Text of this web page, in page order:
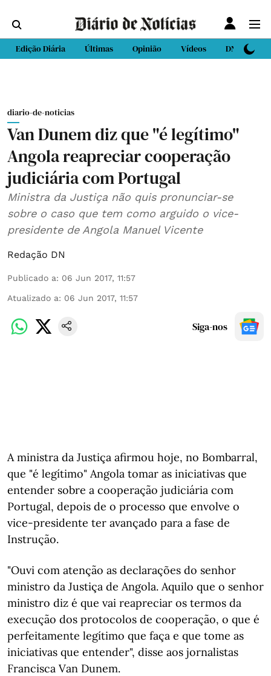
Edição Diária Últimas Opinião Vídeos DN Sport
diario-de-noticias
Van Dunem diz que "é legítimo"
Angola reapreciar cooperação
judiciária com Portugal
Ministra da Justiça não quis pronunciar-se
sobre o caso que tem como arguido o vice-
presidente de Angola Manuel Vicente
Redação DN
Publicado a: 06 Jun 2017, 11:57
Atualizado a: 06 Jun 2017, 11:57
Siga-nos
A ministra da Justiça afirmou hoje, no Bombarral,
que "é legítimo" Angola tomar as iniciativas que
entender sobre a cooperação judiciária com
Portugal, depois de o processo que envolve o
vice-presidente ter avançado para a fase de
Instrução.
"Ouvi com atenção as declarações do senhor
ministro da Justiça de Angola. Aquilo que o senhor
ministro diz é que vai reapreciar os termos da
execução dos protocolos de cooperação, o que é
perfeitamente legítimo que faça e que tome as
iniciativas que entender", disse aos jornalistas
Francisca Van Dunem.